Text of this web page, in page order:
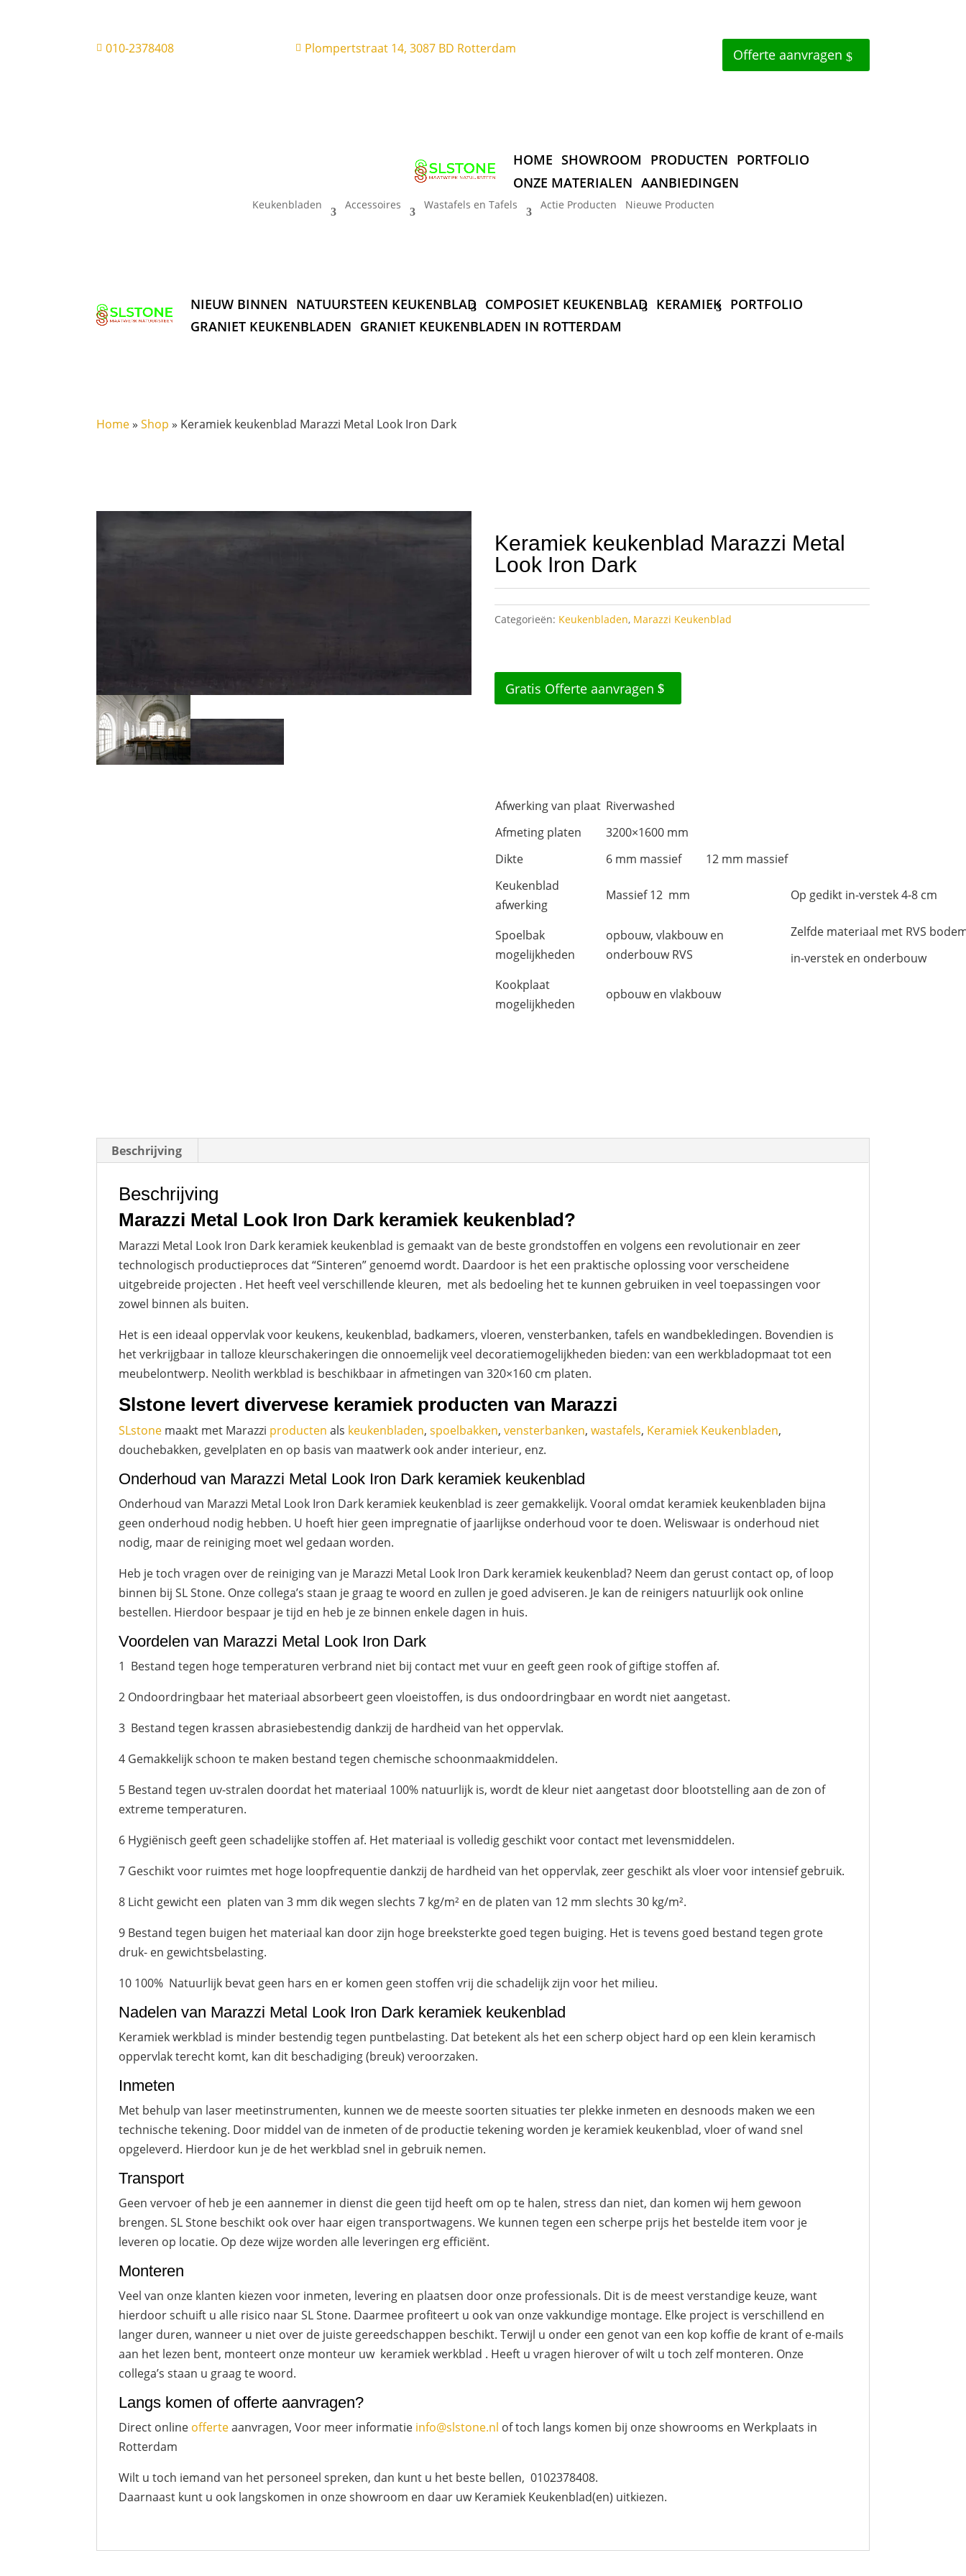
 010-2378408  Plompertstraat 14, 3087 BD Rotterdam Offerte aanvragen
HOME SHOWROOM PRODUCTEN PORTFOLIO
ONZE MATERIALEN AANBIEDINGEN
Keukenbladen Accessoires Wastafels en Tafels Actie Producten Nieuwe Producten
NIEUW BINNEN NATUURSTEEN KEUKENBLAD COMPOSIET KEUKENBLAD KERAMIEK PORTFOLIO
GRANIET KEUKENBLADEN GRANIET KEUKENBLADEN IN ROTTERDAM
Home»Shop » Keramiek keukenblad Marazzi Metal Look Iron Dark
Keramiek keukenblad Marazzi Metal
Look Iron Dark
Categorieën: Keukenbladen, Marazzi Keukenblad
Gratis Offerte aanvragen
Afwerking van plaat Riverwashed
Afmeting platen
3200×1600 mm
Dikte
6 mm massief
12 mm massief
Keukenblad
afwerking
Massief 12 mm Op gedikt in-verstek 4-8 cm
Spoelbak
mogelijkheden
opbouw, vlakbouw en
onderbouw RVS
Zelfde materiaal met RVS
in-verstek en onderbouw
Kookplaat
mogelijkheden
opbouw en vlakbouw
Beschrijving
Beschrijving
Marazzi Metal Look Iron Dark keramiek keukenblad?
Marazzi Metal Look Iron Dark keramiek keukenblad is gemaakt van de beste grondstoffen en volgens een revolutionair en zeer
technologisch productieproces dat “Sinteren” genoemd wordt. Daardoor is het een praktische oplossing voor verscheidene
uitgebreide projecten . Het heeft veel verschillende kleuren, met als bedoeling het te kunnen gebruiken in veel toepassingen voor
zowel binnen als buiten.
Het is een ideaal oppervlak voor keukens, keukenblad, badkamers, vloeren, vensterbanken, tafels en wandbekledingen. Bovendien is
het verkrijgbaar in talloze kleurschakeringen die onnoemelijk veel decoratiemogelijkheden bieden: van een werkbladopmaat tot een
meubelontwerp. Neolith werkblad is beschikbaar in afmetingen van 320×160 cm platen.
Slstone levert divervese keramiek producten van Marazzi
SLstone maakt met Marazzi producten als keukenbladen,spoelbakken,vensterbanken,wastafels, Keramiek Keukenbladen,
douchebakken, gevelplaten en op basis van maatwerk ook ander interieur, enz.
Onderhoud van Marazzi Metal Look Iron Dark keramiek keukenblad
Onderhoud van Marazzi Metal Look Iron Dark keramiek keukenblad is zeer gemakkelijk. Vooral omdat keramiek keukenbladen bijna
geen onderhoud nodig hebben. U hoeft hier geen impregnatie of jaarlijkse onderhoud voor te doen. Weliswaar is onderhoud niet
nodig, maar de reiniging moet wel gedaan worden.
Heb je toch vragen over de reiniging van je Marazzi Metal Look Iron Dark keramiek keukenblad? Neem dan gerust contact op, of loop
binnen bij SL Stone. Onze collega’s staan je graag te woord en zullen je goed adviseren. Je kan de reinigers natuurlijk ook online
bestellen. Hierdoor bespaar je tijd en heb je ze binnen enkele dagen in huis.
Voordelen van Marazzi Metal Look Iron Dark
1 Bestand tegen hoge temperaturen verbrand niet bij contact met vuur en geeft geen rook of giftige stoffen af.
2 Ondoordringbaar het materiaal absorbeert geen vloeistoffen, is dus ondoordringbaar en wordt niet aangetast.
3 Bestand tegen krassen abrasiebestendig dankzij de hardheid van het oppervlak.
4 Gemakkelijk schoon te maken bestand tegen chemische schoonmaakmiddelen.
5 Bestand tegen uv-stralen doordat het materiaal 100% natuurlijk is, wordt de kleur niet aangetast door blootstelling aan de zon of
extreme temperaturen.
6 Hygiënisch geeft geen schadelijke stoffen af. Het materiaal is volledig geschikt voor contact met levensmiddelen.
7 Geschikt voor ruimtes met hoge loopfrequentie dankzij de hardheid van het oppervlak, zeer geschikt als vloer voor intensief gebruik.
8 Licht gewicht een platen van 3 mm dik wegen slechts 7 kg/m² en de platen van 12 mm slechts 30 kg/m².
9 Bestand tegen buigen het materiaal kan door zijn hoge breeksterkte goed tegen buiging. Het is tevens goed bestand tegen grote
druk- en gewichtsbelasting.
10 100% Natuurlijk bevat geen hars en er komen geen stoffen vrij die schadelijk zijn voor het milieu.
Nadelen van Marazzi Metal Look Iron Dark keramiek keukenblad
Keramiek werkblad is minder bestendig tegen puntbelasting. Dat betekent als het een scherp object hard op een klein keramisch
oppervlak terecht komt, kan dit beschadiging (breuk) veroorzaken.
Inmeten
Met behulp van laser meetinstrumenten, kunnen we de meeste soorten situaties ter plekke inmeten en desnoods maken we een
technische tekening. Door middel van de inmeten of de productie tekening worden je keramiek keukenblad, vloer of wand snel
opgeleverd. Hierdoor kun je de het werkblad snel in gebruik nemen.
Transport
Geen vervoer of heb je een aannemer in dienst die geen tijd heeft om op te halen, stress dan niet, dan komen wij hem gewoon
brengen. SL Stone beschikt ook over haar eigen transportwagens. We kunnen tegen een scherpe prijs het bestelde item voor je
leveren op locatie. Op deze wijze worden alle leveringen erg efficiënt.
Monteren
Veel van onze klanten kiezen voor inmeten, levering en plaatsen door onze professionals. Dit is de meest verstandige keuze, want
hierdoor schuift u alle risico naar SL Stone. Daarmee profiteert u ook van onze vakkundige montage. Elke project is verschillend en
langer duren, wanneer u niet over de juiste gereedschappen beschikt. Terwijl u onder een genot van een kop koffie de krant of e-mails
aan het lezen bent, monteert onze monteur uw keramiek werkblad . Heeft u vragen hierover of wilt u toch zelf monteren. Onze
collega’s staan u graag te woord.
Langs komen of offerte aanvragen?
Direct online offerteaanvragen, Voor meer informatie info@slstone.nl of toch langs komen bij onze showrooms en Werkplaats in
Rotterdam
Wilt u toch iemand van het personeel spreken, dan kunt u het beste bellen, 0102378408.
Daarnaast kunt u ook langskomen in onze showroom en daar uw Keramiek Keukenblad(en) uitkiezen.